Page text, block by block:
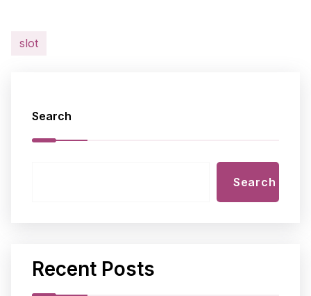
slot
Search
Search
Recent Posts